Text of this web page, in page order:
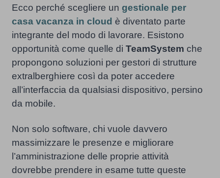
Ecco perché scegliere un gestionale per
casa vacanza in cloud è diventato parte
integrante del modo di lavorare. Esistono
opportunità come quelle di TeamSystem che
propongono soluzioni per gestori di strutture
extralberghiere così da poter accedere
all’interfaccia da qualsiasi dispositivo, persino
da mobile.
Non solo software, chi vuole davvero
massimizzare le presenze e migliorare
l’amministrazione delle proprie attività
dovrebbe prendere in esame tutte queste